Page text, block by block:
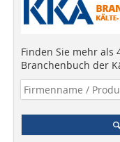
Finden Sie mehr als
Branchenbuch der